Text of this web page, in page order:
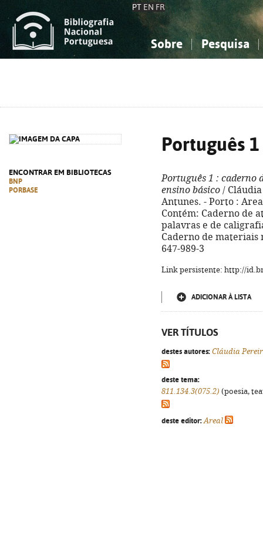
PT EN FR
Sobre Pesquisa
ENCONTRAR EM BIBLIOTECAS
BNP
PORBASE
Português 1
Português 1 : caderno
ensino básico /
Antunes. - Porto :
Contém: Caderno de
palavras e de
Caderno de materiais
647-989-3
Link persistente: http://
ADICIONAR À LISTA
VER TÍTULOS
destes autores: Cláudia
deste tema:
811.134.3(075.2) (poesia,
deste editor: Areal